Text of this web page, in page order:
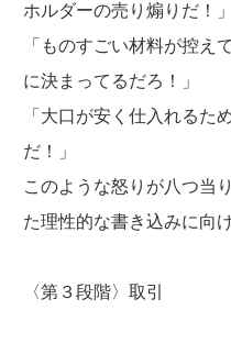
ホルダーの売り煽りだ！」
「ものすごい材料が控え
に決まってるだろ！」
「大口が安く仕入れるた
だ！」
このような怒りが八つ当
た理性的な書き込みに向
〈第３段階〉取引